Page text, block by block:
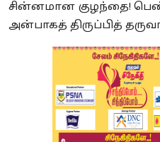
சின்னமான குழந்தை!
அன்பாகத் திருப்பித்